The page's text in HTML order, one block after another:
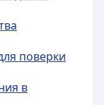
поверки
в